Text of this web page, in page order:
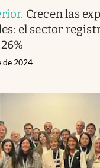
. Crecen las
el sector
de 2024